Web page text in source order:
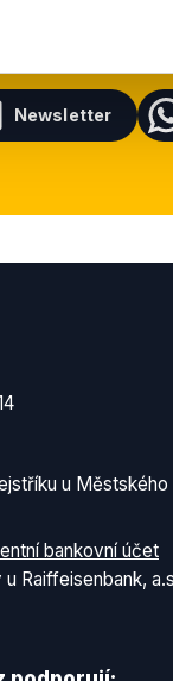
tom, jaké
Newsletter
u Městského
bankovní účet
Raiffeisenbank,